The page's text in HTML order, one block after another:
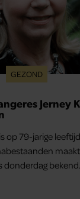
GEZOND
Jerney
op 79-jarige leeftijd
donderdag bekend.